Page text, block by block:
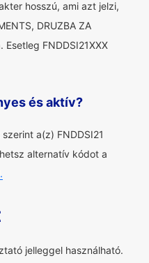
hosszú, ami azt jelzi,
DRUZBA ZA
Esetleg FNDDSI21XXX
és aktív?
a(z) FNDDSI21
alternatív kódot a
jelleggel használható.